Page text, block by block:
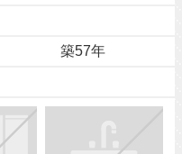
築57年